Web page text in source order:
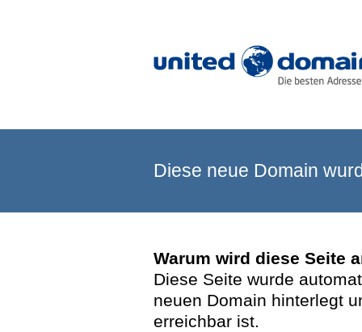
Diese neue Domain
Warum wird diese Seite
Diese Seite wurde
neuen Domain hinterlegt
erreichbar ist.